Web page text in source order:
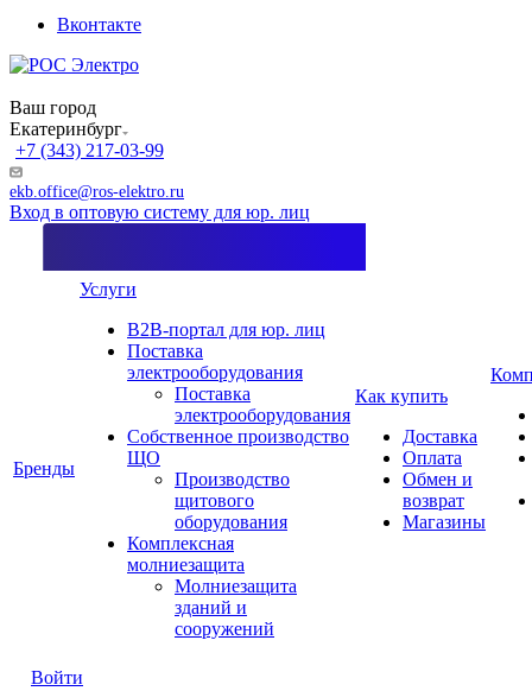
Вконтакте
Ваш город
Екатеринбург
+7 (343) 217-03-99
ekb.office@ros-elektro.ru
Вход в оптовую систему для юр. лиц
Бренды
Услуги
B2B-портал для юр. лиц
Поставка
электрооборудования
Поставка
электрооборудования
Собственное производство
ЩО
Производство
щитового
оборудования
Комплексная
молниезащита
Молниезащита
зданий и
сооружений
Как купить
Доставка
Оплата
Обмен и
возврат
Магазины
Войти